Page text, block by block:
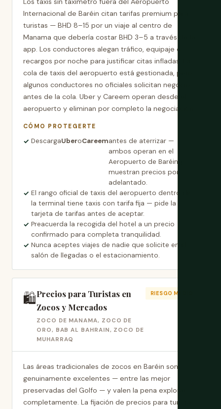
Internacional de Baréin citan tarifas premium para
turistas — BHD 8–15 por un viaje al centro de
Manama que debería costar BHD 3–5 a través de la
app. Los conductores alegan tráfico, equipaje o
recargos por noche para justificar citas infladas. La
cola de taxis del aeropuerto está gestionada, pero
algunos conductores no oficiales solicitan negocio
antes de la cola. Uber y Careem operan desde el
aeropuerto y eliminan por completo la negociación.
CÓMO PROTEGERTE
DescargaUberoCareemantes de aterrizar —
ambos operan en el
Aeropuerto de Baréin y
muestran precios por
adelantado.
El rango oficial de taxis del aeropuerto dentro de
la terminal tiene taxis con tarifa fija — pide la
tarjeta de tarifas antes de aceptar.
Preacuerda la recogida del hotel a un precio
confirmado para completa tranquilidad.
Nunca aceptes viajes de nadie que solicite en el
salón de llegadas o el estacionamiento.
🛍️Precios para Turistas en
Zocos y Mercados
ZOCO DE MANAMA, ZOCO DE
ORO, BAB AL BAHRAIN, ZOCO DE
MUHARRAQ
RIESGO MEDIO
Las áreas tradicionales de zocos en Baréin son
genuinamente excelentes — entre las mejor
preservadas del Golfo — y valen la pena explorar
completamente. La fijación de precios para turistas